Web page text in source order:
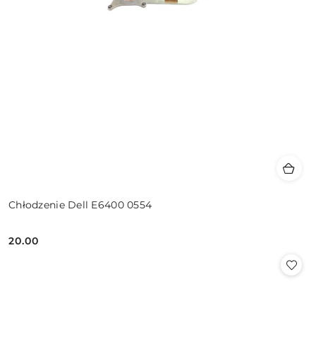
Chłodzenie Dell E6400 0554
Cena:
20.00